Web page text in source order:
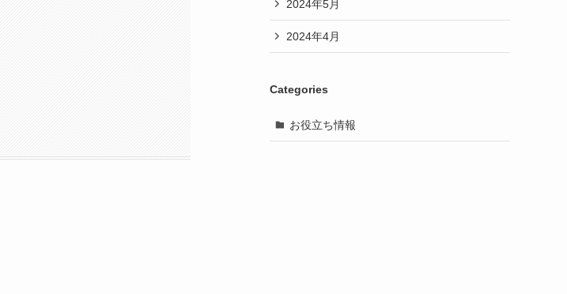
2024年5月
2024年4月
Categories
お役立ち情報